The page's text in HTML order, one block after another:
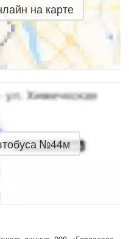
на карте
№44м